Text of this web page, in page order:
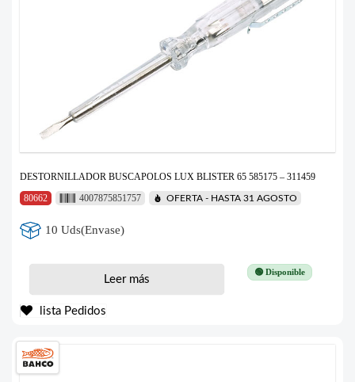
DESTORNILLADOR BUSCAPOLOS LUX BLISTER 65 585175 – 311459
80662
4007875851757 OFERTA - HASTA 31 AGOSTO
10 Uds(Envase)
🟢 Disponible
Leer más
lista Pedidos